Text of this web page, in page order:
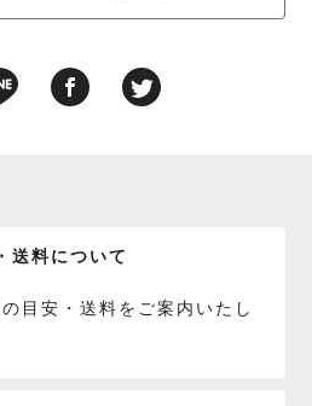
送料について
目安・送料をご案内いたし